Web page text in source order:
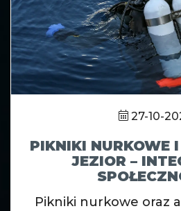
27-10-
PIKNIKI NURKOWE
JEZIOR –
Pikniki nurkowe oraz